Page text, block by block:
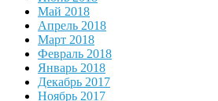
Май 2018
Апрель 2018
Март 2018
Февраль 2018
Январь 2018
Декабрь 2017
Ноябрь 2017